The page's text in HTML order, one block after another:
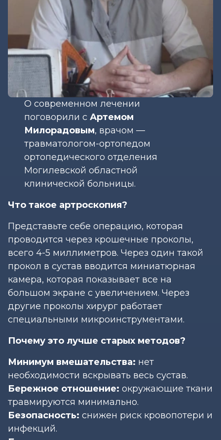
О современном лечении
поговорили сАртемом
Милорадовым, врачом —
травматологом-ортопедом
ортопедического отделения
Могилевской областной
клинической больницы.
Что такое артроскопия?
Представьте себе операцию, которая
проводится через крошечные проколы,
всего 4-5 миллиметров. Через один такой
прокол в сустав вводится миниатюрная
камера, которая показывает все на
большом экране с увеличением. Через
другие проколы хирург работает
специальными микроинструментами.
Почему это лучше старых методов?
Минимум вмешательства: нет
необходимости вскрывать весь сустав.
Бережное отношение: окружающие ткани
травмируются минимально.
Безопасность: снижен риск кровопотери и
инфекций.